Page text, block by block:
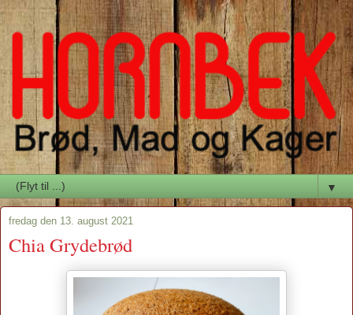
▼
fredag den 13. august 2021
Chia Grydebrød